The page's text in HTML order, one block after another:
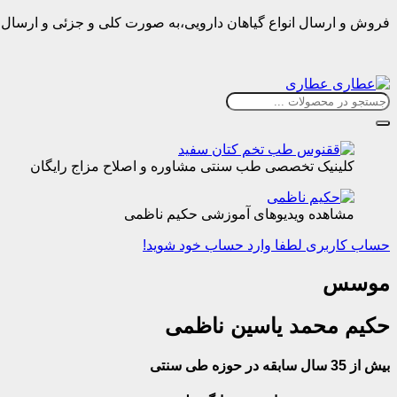
فروش و ارسال انواع گیاهان دارویی،به صورت کلی و جزئی و ارسال
کلینیک تخصصی طب سنتی مشاوره و اصلاح مزاج رایگان
مشاهده ویدیوهای آموزشی حکیم ناظمی
حساب کاربری لطفا وارد حساب خود شوید!
موسس
حکیم محمد یاسین ناظمی
بیش از 35 سال سابقه در حوزه طی سنتی